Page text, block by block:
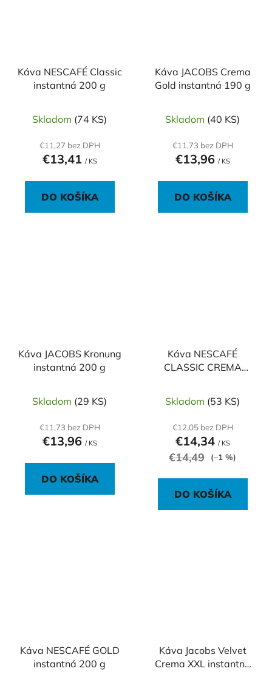
Káva NESCAFÉ Classic
instantná 200 g
Skladom (74 KS)
€11,27 bez DPH
€13,41 / KS
DO KOŠÍKA
Káva JACOBS Crema
Gold instantná 190 g
Skladom (40 KS)
€11,73 bez DPH
€13,96 / KS
DO KOŠÍKA
Káva JACOBS Kronung
instantná 200 g
Skladom (29 KS)
€11,73 bez DPH
€13,96 / KS
DO KOŠÍKA
Káva NESCAFÉ
CLASSIC CREMA
Skladom (53 KS)
€12,05 bez DPH
€14,34 / KS
€14,49 (–1 %)
DO KOŠÍKA
Káva NESCAFÉ GOLD
instantná 200 g
Káva Jacobs Velvet
Crema XXL instantná